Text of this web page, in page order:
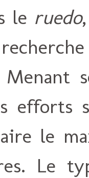
le ruedo
Menant
efforts
le
Le